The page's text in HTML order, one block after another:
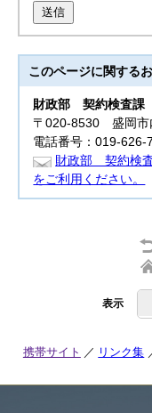
送信
このページに関する
財政部契約検査課
〒020-8530 盛岡
電話番号：019-626-
財政部 契約検
をご利用ください。
表示
携帯サイト リンク集